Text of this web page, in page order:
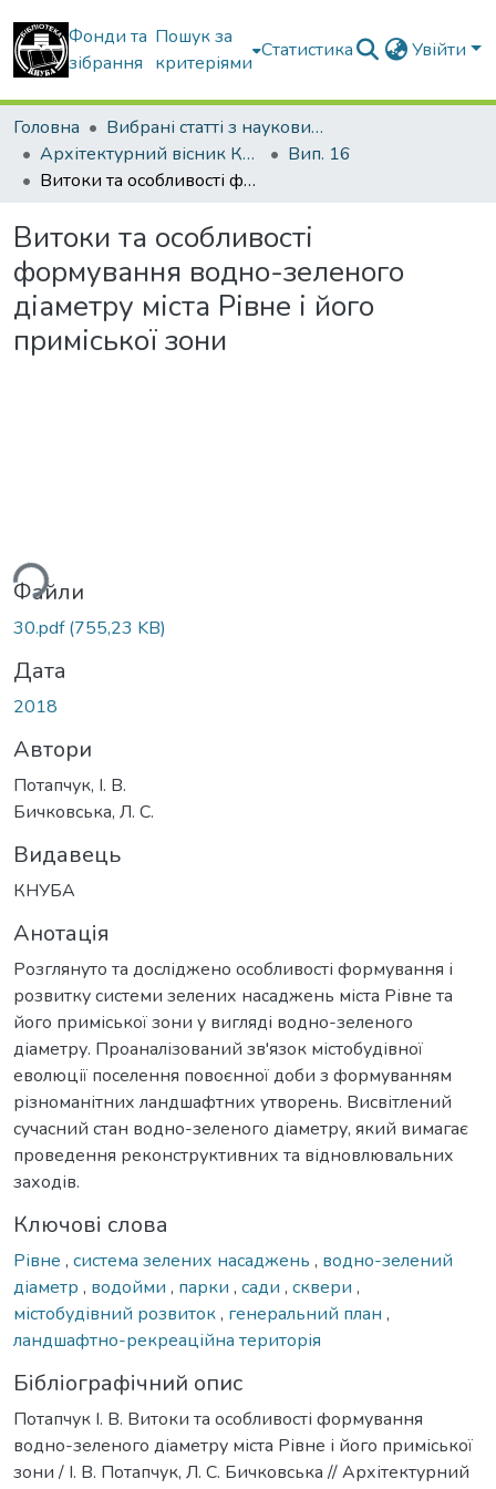
Фонди та
зібрання
Пошук за
критеріями
Статистика Увійти
Головна
Вибрані статті з наукових збірників КНУБА
Архітектурний вісник КНУБА
Вип. 16
Витоки та особливості формування водно-зеленого діаметру міста Рівне і його приміської зони
Витоки та особливості
формування водно-зеленого
діаметру міста Рівне і його
приміської зони
Файли
30.pdf(755,23 KB)
Дата
2018
Автори
Потапчук, І. В.
Бичковська, Л. С.
Видавець
КНУБА
Анотація
Розглянуто та досліджено особливості формування і
розвитку системи зелених насаджень міста Рівне та
його приміської зони у вигляді водно-зеленого
діаметру. Проаналізований зв'язок містобудівної
еволюції поселення повоєнної доби з формуванням
різноманітних ландшафтних утворень. Висвітлений
сучасний стан водно-зеленого діаметру, який вимагає
проведення реконструктивних та відновлювальних
заходів.
Ключові слова
Рівне , система зелених насаджень , водно-зелений
діаметр , водойми , парки , сади , сквери ,
містобудівний розвиток, генеральний план ,
ландшафтно-рекреаційна територія
Бібліографічний опис
Потапчук І. В. Витоки та особливості формування
водно-зеленого діаметру міста Рівне і його приміської
зони / І. В. Потапчук, Л. С. Бичковська // Архітектурний